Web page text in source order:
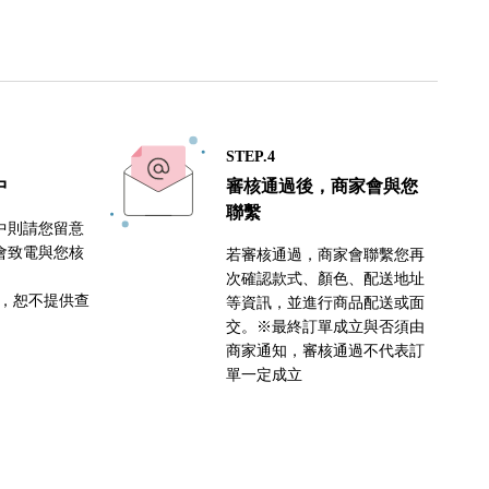
則請您留意
致電與您核
恕不提供查
STEP.4
審核通過後，商家會與您
聯繫
若審核通過，商家會聯繫您再
次確認款式、顏色、配送地址
等資訊，並進行商品配送或面
交。※最終訂單成立與否須由
商家通知，審核通過不代表訂
單一定成立